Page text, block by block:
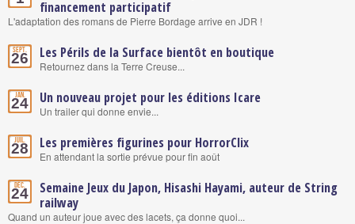
financement participatif
L'adaptation des romans de Pierre Bordage arrive en JDR !
Sept.
26 Les Périls de la Surface bientôt en boutique
Retournez dans la Terre Creuse...
Jan.
24 Un nouveau projet pour les éditions Icare
Un trailer qui donne envie...
Juil.
28 Les premières figurines pour HorrorClix
En attendant la sortie prévue pour fin août
Déc.
24
Semaine Jeux du Japon, Hisashi Hayami, auteur de String
railway
Quand un auteur joue avec des lacets, ça donne quoi...